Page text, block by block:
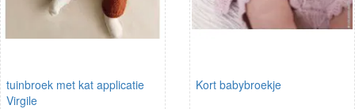
tuinbroek met kat applicatie
Virgile
Kort babybroekje